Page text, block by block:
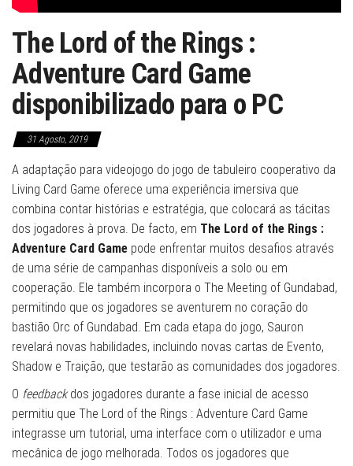
The Lord of the Rings :
Adventure Card Game
disponibilizado para o PC
31 Agosto, 2019
A adaptação para videojogo do jogo de tabuleiro cooperativo da
Living Card Game oferece uma experiência imersiva que
combina contar histórias e estratégia, que colocará as tácitas
dos jogadores à prova. De facto, em The Lord of the Rings :
Adventure Card Game pode enfrentar muitos desafios através
de uma série de campanhas disponíveis a solo ou em
cooperação. Ele também incorpora o The Meeting of Gundabad,
permitindo que os jogadores se aventurem no coração do
bastião Orc of Gundabad. Em cada etapa do jogo, Sauron
revelará novas habilidades, incluindo novas cartas de Evento,
Shadow e Traição, que testarão as comunidades dos jogadores.
O feedbackdos jogadores durante a fase inicial de acesso
permitiu que The Lord of the Rings : Adventure Card Game
integrasse um tutorial, uma interface com o utilizador e uma
mecânica de jogo melhorada. Todos os jogadores que